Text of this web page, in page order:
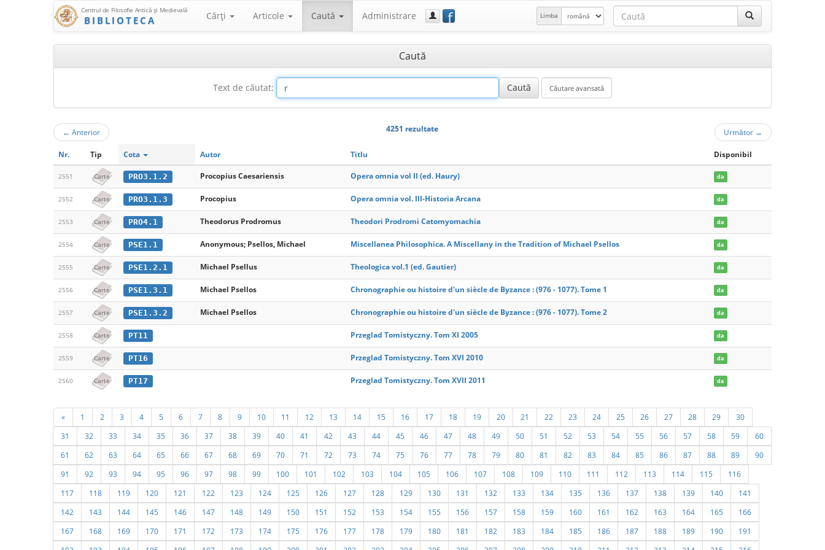
Centrul de Filosofie Antică şi Medievală
BIBLIOTECA Cărţi Articole Caută Administrare f Limba
Caută
Text de căutat:
← Anterior 4251 rezultate Următor →
Nr. Tip Cota Autor Titlu Disponibil
2551 Carte PRO3.1.2 Procopius Caesariensis Opera omnia vol II (ed. Haury) da
2552 Carte PRO3.1.3 Procopius Opera omnia vol. III-Historia Arcana da
2553 Carte PRO4.1 Theodorus Prodromus Theodori Prodromi Catomyomachia da
2554 Carte PSE1.1 Anonymous; Psellos, Michael Miscellanea Philosophica. A Miscellany in the Tradition of Michael Psellos da
2555 Carte PSE1.2.1 Michael Psellus Theologica vol.1 (ed. Gautier) da
2556 Carte PSE1.3.1 Michael Psellos Chronographie ou histoire d'un siècle de Byzance : (976 - 1077). Tome 1 da
2557 Carte PSE1.3.2 Michael Psellos Chronographie ou histoire d'un siècle de Byzance : (976 - 1077). Tome 2 da
2558 Carte PT11 Przeglad Tomistyczny. Tom XI 2005 da
2559 Carte PT16 Przeglad Tomistyczny. Tom XVI 2010 da
2560 Carte PT17 Przeglad Tomistyczny. Tom XVII 2011 da
« 1 2 3 4 5 6 7 8 9 10 11 12 13 14 15 16 17 18 19 20 21 22 23 24 25 26 27 28 29
30
31
32 33 34 35 36 37 38 39 40 41 42 43 44 45 46 47 48 49 50 51 52 53 54 55 56 57 58 59
60
61
62 63 64 65 66 67 68 69 70 71 72 73 74 75 76 77 78 79 80 81 82 83 84 85 86 87 88 89
90
91
92 93 94 95 96 97 98 99 100 101 102 103 104 105 106 107 108 109 110 111 112 113 114 115
116
117
118 119 120 121 122 123 124 125 126 127 128 129 130 131 132 133 134 135 136 137 138 139 140
141
142
143 144 145 146 147 148 149 150 151 152 153 154 155 156 157 158 159 160 161 162 163 164 165
166
167
168 169 170 171 172 173 174 175 176 177 178 179 180 181 182 183 184 185 186 187 188 189 190
191